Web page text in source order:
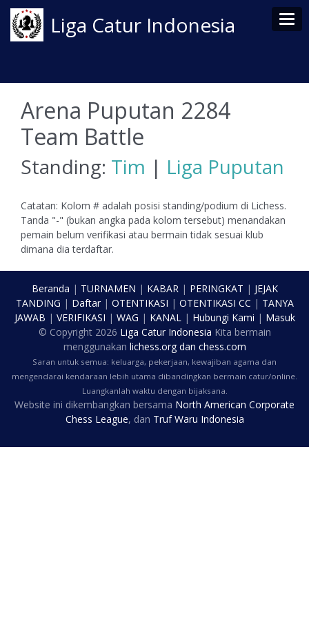
Liga Catur Indonesia
Arena Puputan 2284
Team Battle
Standing: Tim | Liga Puputan
Catatan: Kolom # adalah posisi standing/podium di Lichess.
Tanda "-" (bukan angka pada kolom tersebut) menandakan
pemain belum verifikasi atau bermain tidak sesuai klub
dimana dia terdaftar.
Beranda | TURNAMEN | KABAR| PERINGKAT | JEJAK
TANDING | Daftar| OTENTIKASI | OTENTIKASI CC | TANYA
JAWAB | VERIFIKASI | WAG | KANAL| Hubungi Kami | Masuk
© Copyright 2026 Liga Catur Indonesia Kita bermain
menggunakan lichess.orgdan chess.com
Saran untuk semua: keluarga, pekerjaan, kewajiban agama dan
mengendarai kendaraan lebih utama dibandingkan bermain catur/online.
Luangkanlah waktu dengan bijaksana.
Website ini dikembangkan bersama North American Corporate
Chess League, dan Truf Waru Indonesia